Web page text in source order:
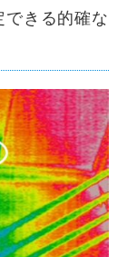
できる的確な